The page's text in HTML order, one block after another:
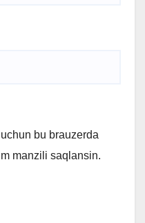
bu brauzerda
manzili saqlansin.